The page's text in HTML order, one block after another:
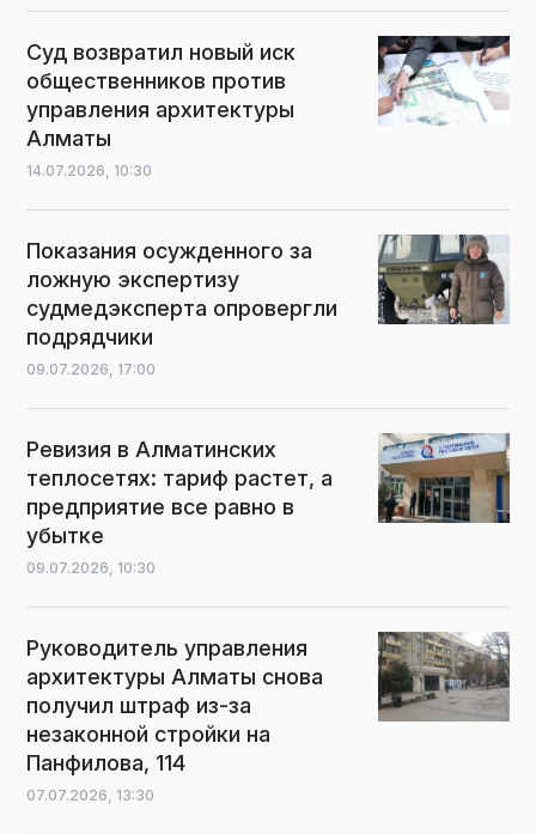
Суд возвратил новый иск
общественников против
управления архитектуры
Алматы
14.07.2026, 10:30
Показания осужденного за
ложную экспертизу
судмедэксперта опровергли
подрядчики
09.07.2026, 17:00
Ревизия в Алматинских
теплосетях: тариф растет, а
предприятие все равно в
убытке
09.07.2026, 10:30
Руководитель управления
архитектуры Алматы снова
получил штраф из-за
незаконной стройки на
Панфилова, 114
07.07.2026, 13:30